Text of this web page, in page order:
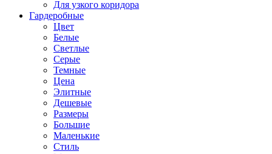
Для узкого коридора
Гардеробные
Цвет
Белые
Светлые
Серые
Темные
Цена
Элитные
Дешевые
Размеры
Большие
Маленькие
Стиль